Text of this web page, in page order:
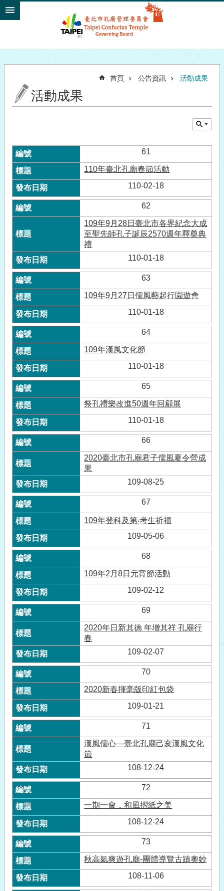
跳到主要內容區塊
首頁 公告資訊 活動成果
活動成果
61
110年臺北孔廟春節活動
110-02-18
62
109年9月28日臺北市各界紀念大成
至聖先師孔子誕辰2570週年釋奠典
禮
110-01-18
63
109年9月27日儒風藝起行園遊會
110-01-18
64
109年漢風文化節
110-01-18
65
祭孔禮樂改進50週年回顧展
110-01-18
66
2020臺北市孔廟君子儒風夏令營成
果
109-08-25
67
109年登科及第‧考生祈福
109-05-06
68
109年2月8日元宵節活動
109-02-12
69
2020年日新其德 年增其祥 孔廟行
春
109-02-07
70
2020新春揮毫版印紅包袋
109-01-21
71
漢風儒心—臺北孔廟己亥漢風文化
節
108-12-24
72
一期一會，和風摺紙之美
108-12-24
73
秋高氣爽遊孔廟-團體導覽古蹟奧妙
108-11-06